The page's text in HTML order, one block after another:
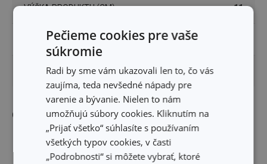
VÝŠKA PRODUKTU (CM) 11
PRIEMER (CM)
PRIEMER INDUKČNÉHO DNA (CM)
Ostatné parametre
MATERIÁL
kov, antiadhézny povrch,
Pečieme cookies pre vaše
súkromie
Radi by sme vám ukazovali len to, čo vás
zaujíma, teda nevšedné nápady pre
varenie a bývanie. Nielen to nám
umožňujú súbory cookies. Kliknutím na
„Prijať všetko“ súhlasíte s používaním
všetkých typov cookies, v časti
„Podrobnosti“ si môžete vybrať, ktoré